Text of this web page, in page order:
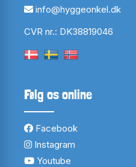
info@hyggeonkel.dk
CVR nr.: DK38819046
Følg os online
Facebook
Instagram
Youtube